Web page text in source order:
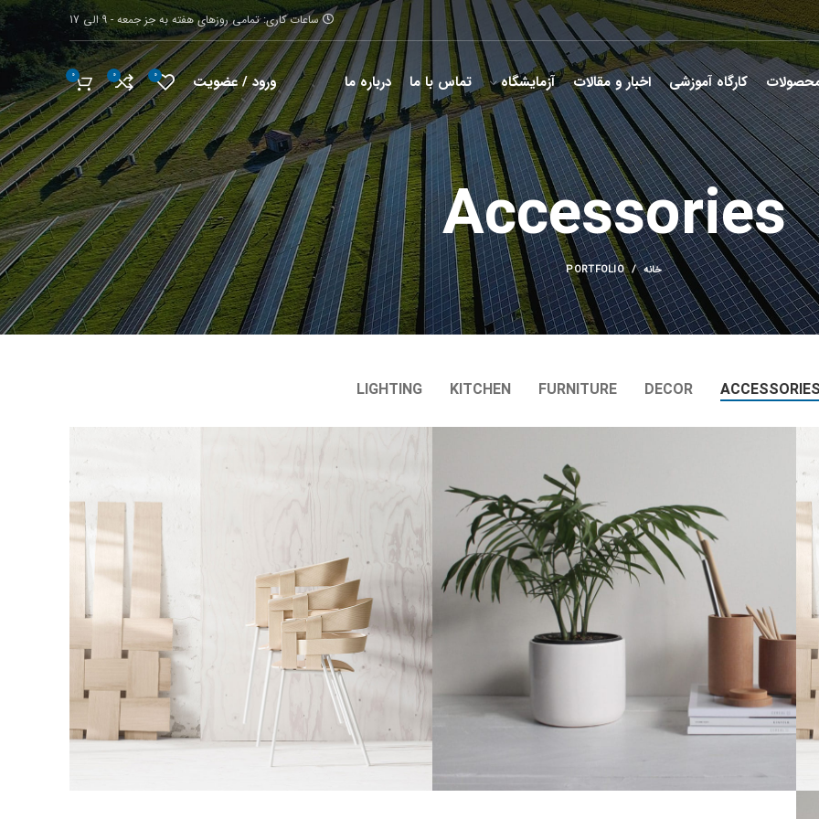
ساعات کاری: تمامی روزهای هفته به جز جمعه - 9 الی 17
کارگاه آموزشی اخبار و مقالات آزمایشگاه تماس با ما درباره ما ورود / عضویت 0
0
0
Accessories
خانه PORTFOLIO
DECOR
FURNITURE
KITCHEN
LIGHTING